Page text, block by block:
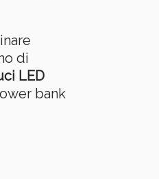
di
LED
bank